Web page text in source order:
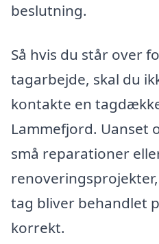
beslutning.
Så hvis du står over
tagarbejde, skal du
kontakte en
Lammefjord. Uanset
små reparationer
tag bliver behandlet
korrekt.